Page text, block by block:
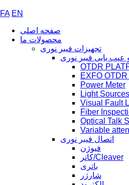
FA EN
صفحه اصلی
محصولات ما
تجهیزات فیبر نوری
یابی فیبر نوری
OTDR
EXFO
Power Meter
Light Sources
Visual Fault
Fiber
Optical Talk
Variable
اتصال فیبر نوری
فیوژن
کاتر/Cleaver
باتری
شارژر